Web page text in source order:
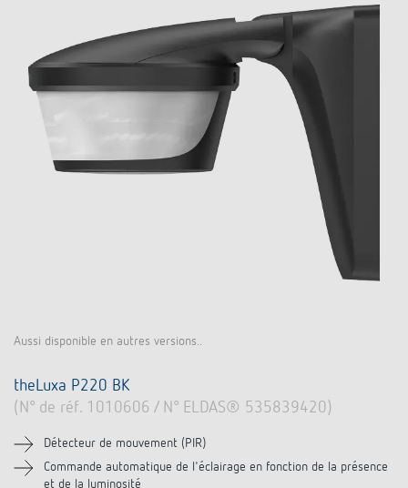
Aussi disponible en autres versions..
theLuxa P220 BK
(N° de réf. 1010606 / N° ELDAS® 535839420)
Détecteur de mouvement (PIR)
Commande automatique de l'éclairage en fonction de la présence
et de la luminosité